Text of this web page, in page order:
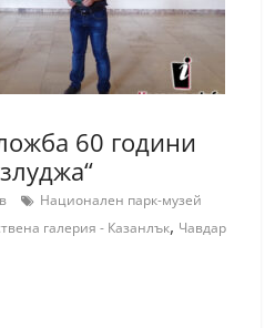
60 години
Национален парк-музей
галерия - Казанлък, Чавдар